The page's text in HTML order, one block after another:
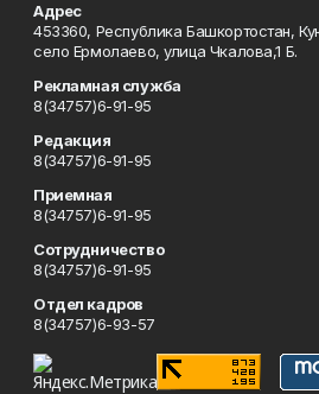
Адрес
453360, Республика Башкортостан,
село Ермолаево, улица Чкалова,1 Б.
Рекламная служба
8(34757)6-91-95
Редакция
8(34757)6-91-95
Приемная
8(34757)6-91-95
Сотрудничество
8(34757)6-91-95
Отдел кадров
8(34757)6-93-57